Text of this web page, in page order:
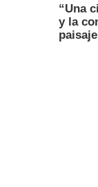
“Una
y la